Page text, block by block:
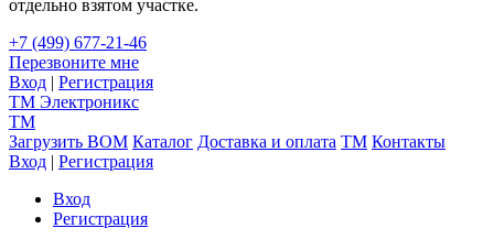
отдельно взятом участке.
+7 (499) 677-21-46
Перезвоните мне
Вход | Регистрация
TM Электроникс
TM
Загрузить BOM Каталог Доставка и оплата TM Контакты
Вход | Регистрация
Вход
Регистрация